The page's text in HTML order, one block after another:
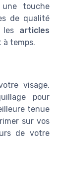
touche
de qualité
les articles
à temps.
visage.
pour
tenue
sur vos
de votre